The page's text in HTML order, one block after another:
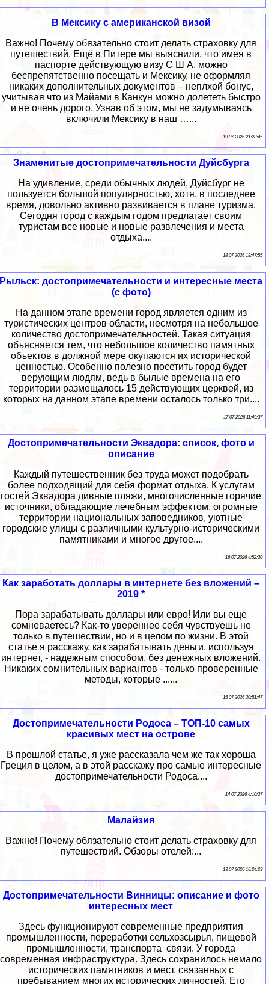
В Мексику с американской визой
Важно! Почему обязательно стоит делать страховку для
путешествий. Ещё в Питере мы выяснили, что имея в
паспорте действующую визу С Ш А, можно
беспрепятственно посещать и Мексику, не оформляя
никаких дополнительных документов – неплхой бонус,
учитывая что из Майами в Канкун можно долететь быстро
и не очень дорого. Узнав об этом, мы не задумываясь
включили Мексику в наш …...
19 07 2026 21:23:45
Знаменитые достопримечательности Дуйсбурга
На удивление, среди обычных людей, Дуйсбург не
пользуется большой популярностью, хотя, в последнее
время, довольно активно развивается в плане туризма.
Сегодня город с каждым годом предлагает своим
туристам все новые и новые развлечения и места
отдыха....
18 07 2026 18:47:55
Рыльск: достопримечательности и интересные места
(с фото)
На данном этапе времени город является одним из
туристических центров области, несмотря на небольшое
количество достопримечательностей. Такая ситуация
объясняется тем, что небольшое количество памятных
объектов в должной мере окупаются их исторической
ценностью. Особенно полезно посетить город будет
верующим людям, ведь в былые времена на его
территории размещалось 15 действующих церквей, из
которых на данном этапе времени осталось только три....
17 07 2026 11:49:37
Достопримечательности Эквадора: список, фото и
описание
Каждый путешественник без труда может подобрать
более подходящий для себя формат отдыха. К услугам
гостей Эквадора дивные пляжи, многочисленные горячие
источники, обладающие лечебным эффектом, огромные
территории национальных заповедников, уютные
городские улицы с различными культурно-историческими
памятниками и многое другое....
16 07 2026 4:52:30
Как заработать доллары в интернете без вложений –
2019 *
Пора зарабатывать доллары или евро! Или вы еще
сомневаетесь? Как-то увереннее себя чувствуешь не
только в путешествии, но и в целом по жизни. В этой
статье я расскажу, как зарабатывать деньги, используя
интернет, - надежным способом, без денежных вложений.
Никаких сомнительных вариантов - только проверенные
методы, которые ......
15 07 2026 20:51:47
Достопримечательности Родоса – ТОП-10 самых
красивых мест на острове
В прошлой статье, я уже рассказала чем же так хороша
Греция в целом, а в этой расскажу про самые интересные
достопримечательности Родоса....
14 07 2026 4:10:37
Малайзия
Важно! Почему обязательно стоит делать страховку для
путешествий. Обзоры отелей:...
13 07 2026 16:24:23
Достопримечательности Винницы: описание и фото
интересных мест
Здесь функционируют современные предприятия
промышленности, переработки сельхозсырья, пищевой
промышленности, транспорта связи. У города
современная инфраструктура. Здесь сохранилось немало
исторических памятников и мест, связанных с
пребыванием многих исторических личностей. Его